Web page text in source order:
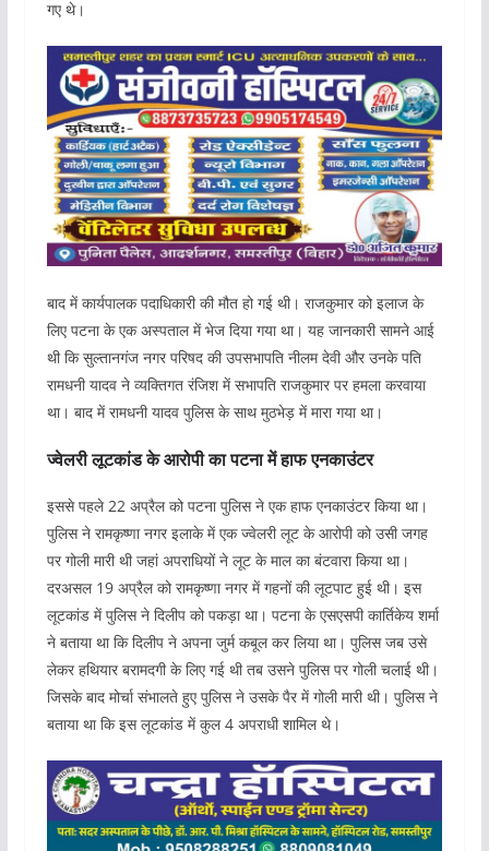
गए थे।
बाद में कार्यपालक पदाधिकारी की मौत हो गई थी। राजकुमार को इलाज के
लिए पटना के एक अस्पताल में भेज दिया गया था। यह जानकारी सामने आई
थी कि सुल्तानगंज नगर परिषद की उपसभापति नीलम देवी और उनके पति
रामधनी यादव ने व्यक्तिगत रंजिश में सभापति राजकुमार पर हमला करवाया
था। बाद में रामधनी यादव पुलिस के साथ मुठभेड़ में मारा गया था।
ज्वेलरी लूटकांड के आरोपी का पटना में हाफ एनकाउंटर
इससे पहले 22 अप्रैल को पटना पुलिस ने एक हाफ एनकाउंटर किया था।
पुलिस ने रामकृष्णा नगर इलाके में एक ज्वेलरी लूट के आरोपी को उसी जगह
पर गोली मारी थी जहां अपराधियों ने लूट के माल का बंटवारा किया था।
दरअसल 19 अप्रैल को रामकृष्णा नगर में गहनों की लूटपाट हुई थी। इस
लूटकांड में पुलिस ने दिलीप को पकड़ा था। पटना के एसएसपी कार्तिकेय शर्मा
ने बताया था कि दिलीप ने अपना जुर्म कबूल कर लिया था। पुलिस जब उसे
लेकर हथियार बरामदगी के लिए गई थी तब उसने पुलिस पर गोली चलाई थी।
जिसके बाद मोर्चा संभालते हुए पुलिस ने उसके पैर में गोली मारी थी। पुलिस ने
बताया था कि इस लूटकांड में कुल 4 अपराधी शामिल थे।